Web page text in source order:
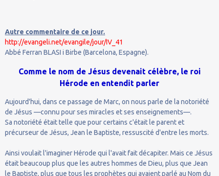
Autre commentaire de ce jour.
http://evangeli.net/evangile/jour/IV_41
Abbé Ferran BLASI i Birbe (Barcelona, Espagne).
Comme le nom de Jésus devenait célèbre, le roi
Hérode en entendit parler
Aujourd'hui, dans ce passage de Marc, on nous parle de la notoriété
de Jésus —connu pour ses miracles et ses enseignements—.
Sa notoriété était telle que pour certains c'était le parent et
précurseur de Jésus, Jean le Baptiste, ressuscité d'entre les morts.
Ainsi voulait l'imaginer Hérode qui l'avait fait décapiter. Mais ce Jésus
était beaucoup plus que les autres hommes de Dieu, plus que Jean
le Baptiste, plus que tous les prophètes qui avaient parlé au Nom du